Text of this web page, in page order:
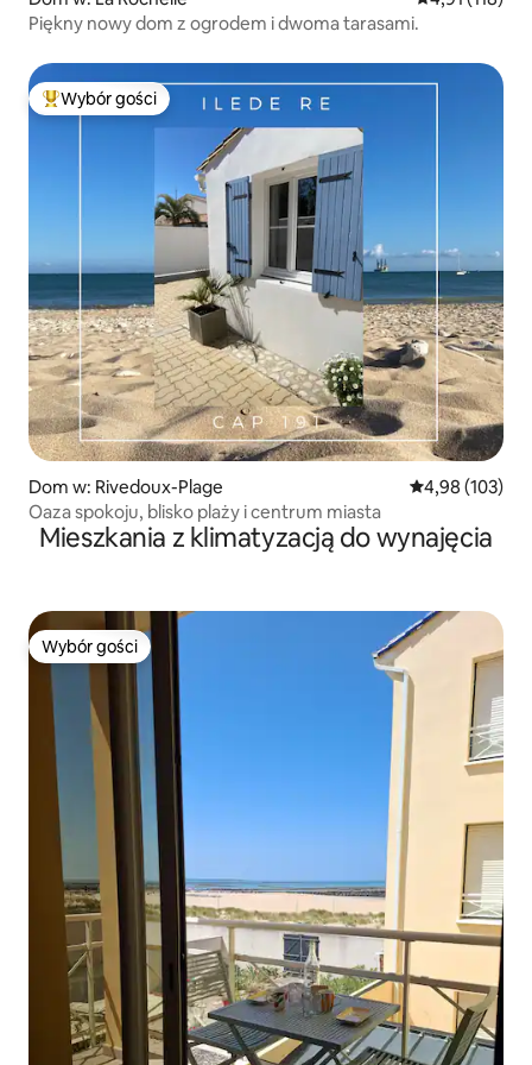
Piękny nowy dom z ogrodem i dwoma tarasami.
Najpopularniejsze z kategorii Wybór gości
Wybór gości
Dom w: Rivedoux-Plage Średnia
4,98 (103)
Oaza spokoju, blisko plaży i centrum miasta
Mieszkania z klimatyzacją do wynajęcia
Wybór gości
Wybór gości